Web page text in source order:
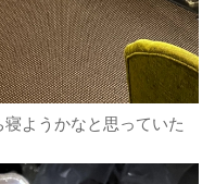
ようかなと思っていた